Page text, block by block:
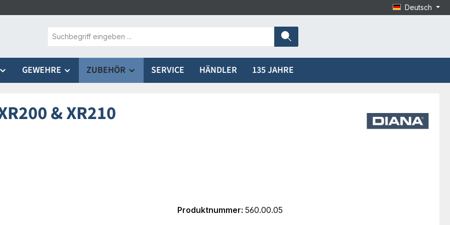
Deutsch
GEWEHRE ZUBEHÖR SERVICE HÄNDLER 135 JAHRE
& XR210
Produktnummer: 560.00.05